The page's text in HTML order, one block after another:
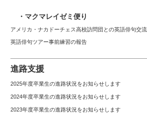
・マクマレイゼミ便り
アメリカ・ナカドーチェス高校訪問団との英語俳句交流
英語俳句ツアー事前練習の報告
進路支援
2025年度卒業生の進路状況をお知らせします
2024年度卒業生の進路状況をお知らせします
2023年度卒業生の進路状況をお知らせします